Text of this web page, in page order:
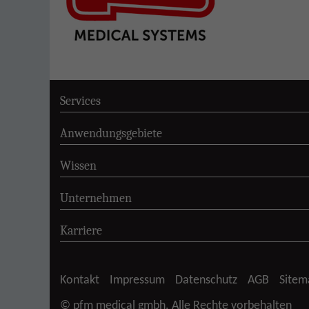
Services
Anwendungsgebiete
Wissen
Unternehmen
Karriere
Kontakt Impressum Datenschutz AGB
© pfm medical gmbh. Alle Rechte vorbehalten